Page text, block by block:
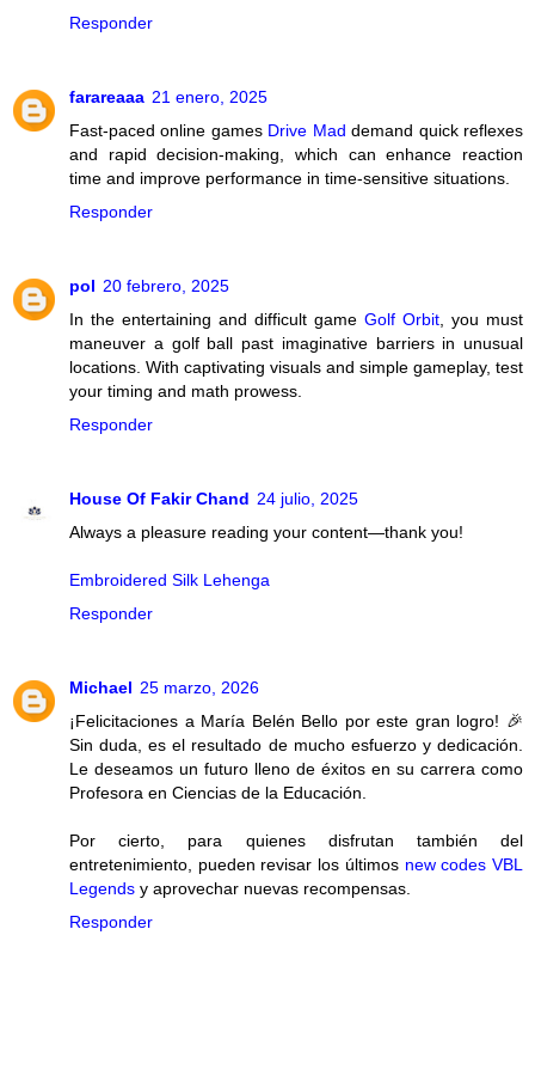
Responder
farareaaa 21 enero, 2025
Fast-paced online games Drive Mad demand quick reflexes
and rapid decision-making, which can enhance reaction
time and improve performance in time-sensitive situations.
Responder
pol 20 febrero, 2025
In the entertaining and difficult game Golf Orbit , you must
maneuver a golf ball past imaginative barriers in unusual
locations. With captivating visuals and simple gameplay, test
your timing and math prowess.
Responder
House Of Fakir Chand 24 julio, 2025
Always a pleasure reading your content—thank you!
Embroidered Silk Lehenga
Responder
Michael 25 marzo, 2026
¡Felicitaciones a María Belén Bello por este gran logro! 🎉
Sin duda, es el resultado de mucho esfuerzo y dedicación.
Le deseamos un futuro lleno de éxitos en su carrera como
Profesora en Ciencias de la Educación.
Por cierto, para quienes disfrutan también del
entretenimiento, pueden revisar los últimos new codes VBL
Legends y aprovechar nuevas recompensas.
Responder